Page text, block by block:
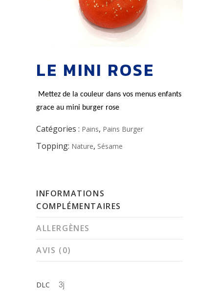
LE MINI ROSE
Mettez de la couleur dans vos menus enfants
grace au mini burger rose
Catégories : Pains, Pains Burger
Topping: Nature, Sésame
INFORMATIONS
COMPLÉMENTAIRES
ALLERGÈNES
AVIS (0)
DLC 3j